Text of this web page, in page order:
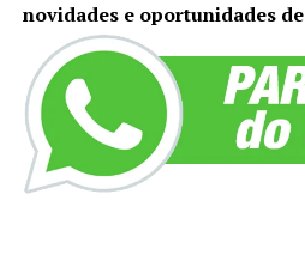
novidades e oportunidades de